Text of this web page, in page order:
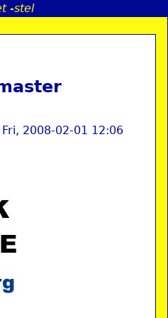
-stel
Fri, 2008-02-01 12:06